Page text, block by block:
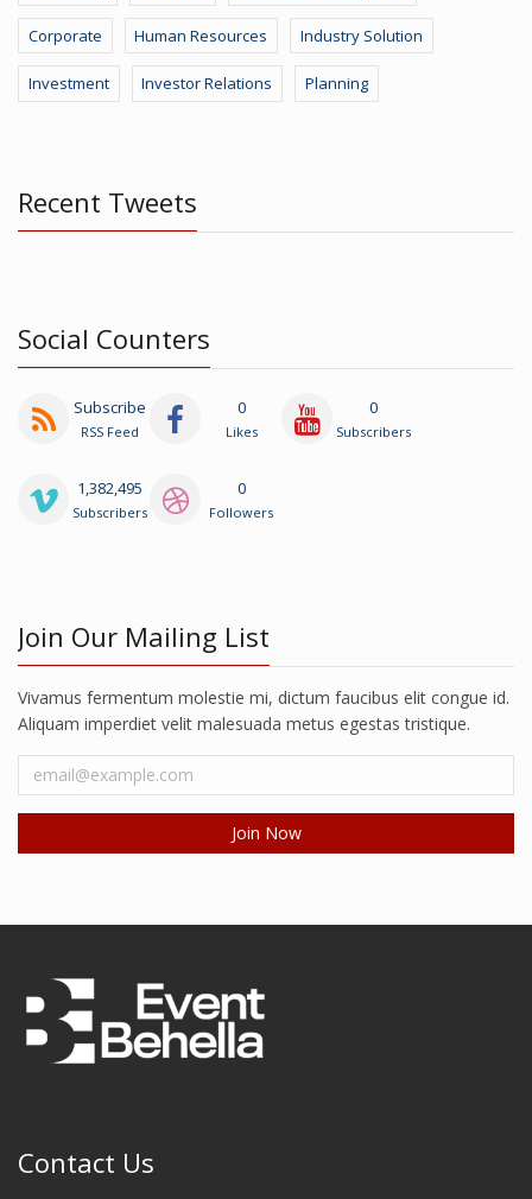
Corporate Human Resources Industry Solution
Investment Investor Relations Planning
Recent Tweets
Social Counters
Subscribe
RSS Feed
0
Likes
0
Subscribers
1,382,495
Subscribers
0
Followers
Join Our Mailing List
Vivamus fermentum molestie mi, dictum faucibus elit congue id.
Aliquam imperdiet velit malesuada metus egestas tristique.
Contact Us